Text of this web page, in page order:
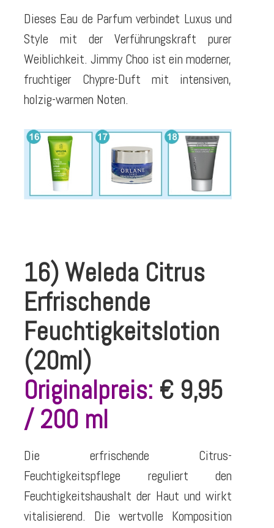
Dieses Eau de Parfum verbindet Luxus und
Style mit der Verführungskraft purer
Weiblichkeit. Jimmy Choo ist ein moderner,
fruchtiger Chypre-Duft mit intensiven,
holzig-warmen Noten.
16) Weleda Citrus
Erfrischende
Feuchtigkeitslotion
(20ml)
Originalpreis: € 9,95
/ 200 ml
Die erfrischende Citrus-
Feuchtigkeitspflege reguliert den
Feuchtigkeitshaushalt der Haut und wirkt
vitalisierend. Die wertvolle Komposition